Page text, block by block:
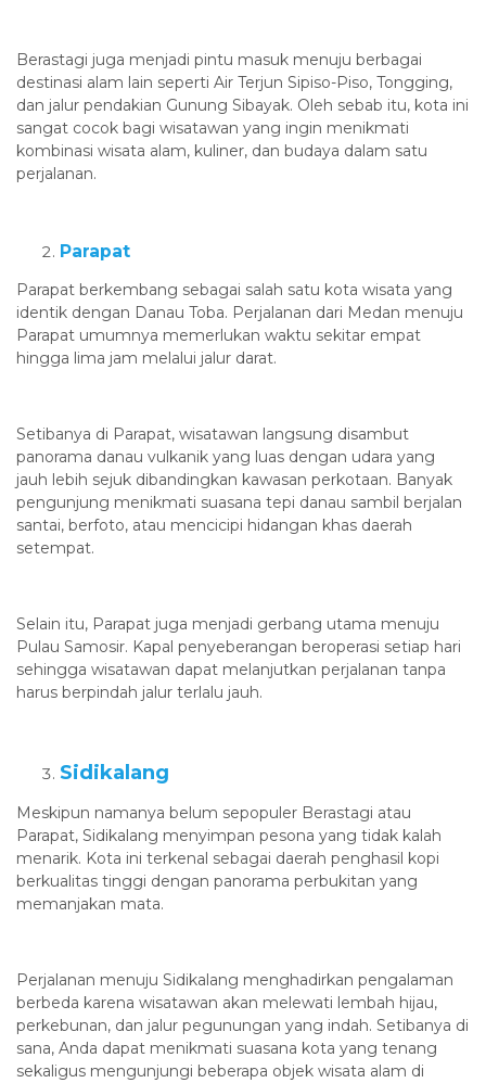
Berastagi juga menjadi pintu masuk menuju berbagai
destinasi alam lain seperti Air Terjun Sipiso-Piso, Tongging,
dan jalur pendakian Gunung Sibayak. Oleh sebab itu, kota ini
sangat cocok bagi wisatawan yang ingin menikmati
kombinasi wisata alam, kuliner, dan budaya dalam satu
perjalanan.
Parapat
Parapat berkembang sebagai salah satu kota wisata yang
identik dengan Danau Toba. Perjalanan dari Medan menuju
Parapat umumnya memerlukan waktu sekitar empat
hingga lima jam melalui jalur darat.
Setibanya di Parapat, wisatawan langsung disambut
panorama danau vulkanik yang luas dengan udara yang
jauh lebih sejuk dibandingkan kawasan perkotaan. Banyak
pengunjung menikmati suasana tepi danau sambil berjalan
santai, berfoto, atau mencicipi hidangan khas daerah
setempat.
Selain itu, Parapat juga menjadi gerbang utama menuju
Pulau Samosir. Kapal penyeberangan beroperasi setiap hari
sehingga wisatawan dapat melanjutkan perjalanan tanpa
harus berpindah jalur terlalu jauh.
Sidikalang
Meskipun namanya belum sepopuler Berastagi atau
Parapat, Sidikalang menyimpan pesona yang tidak kalah
menarik. Kota ini terkenal sebagai daerah penghasil kopi
berkualitas tinggi dengan panorama perbukitan yang
memanjakan mata.
Perjalanan menuju Sidikalang menghadirkan pengalaman
berbeda karena wisatawan akan melewati lembah hijau,
perkebunan, dan jalur pegunungan yang indah. Setibanya di
sana, Anda dapat menikmati suasana kota yang tenang
sekaligus mengunjungi beberapa objek wisata alam di